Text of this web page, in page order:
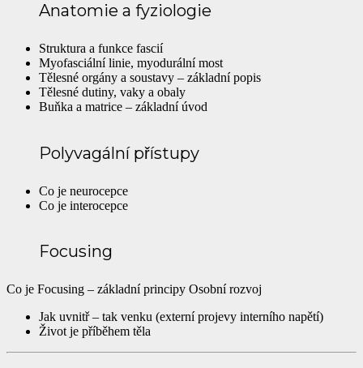
Anatomie a fyziologie
Struktura a funkce fascií
Myofasciální linie, myodurální most
Tělesné orgány a soustavy – základní popis
Tělesné dutiny, vaky a obaly
Buňka a matrice – základní úvod
Polyvagální přístupy
Co je neurocepce
Co je interocepce
Focusing
Co je Focusing – základní principy Osobní rozvoj
Jak uvnitř – tak venku (externí projevy interního napětí)
Život je příběhem těla